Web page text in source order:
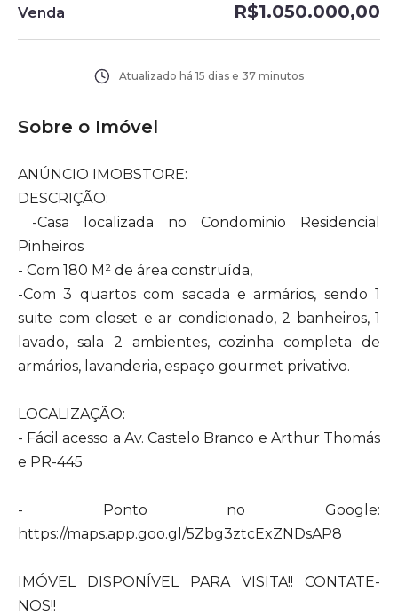
Venda R$1.050.000,00
Atualizado há 15 dias e 37 minutos
Sobre o Imóvel
ANÚNCIO IMOBSTORE:
DESCRIÇÃO:
-Casa localizada no Condominio Residencial
Pinheiros
- Com 180 M² de área construída,
-Com 3 quartos com sacada e armários, sendo 1
suite com closet e ar condicionado, 2 banheiros, 1
lavado, sala 2 ambientes, cozinha completa de
armários, lavanderia, espaço gourmet privativo.
LOCALIZAÇÃO:
- Fácil acesso a Av. Castelo Branco e Arthur Thomás
e PR-445
- Ponto no Google:
https://maps.app.goo.gl/5Zbg3ztcExZNDsAP8
IMÓVEL DISPONÍVEL PARA VISITA!! CONTATE-
NOS!!